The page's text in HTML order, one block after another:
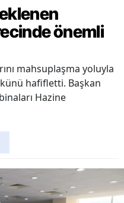
önemli
mahsuplaşma yoluyla
hafifletti. Başkan
Hazine